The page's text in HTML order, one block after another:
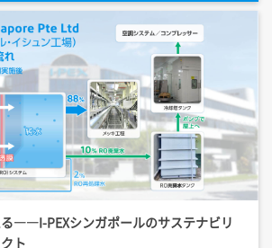
る――I-PEXシンガポールのサステナビリ
ト